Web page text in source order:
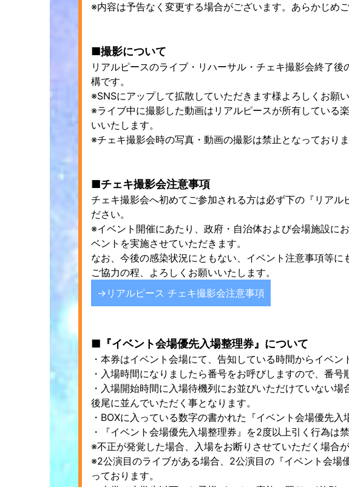
※内容は予告なく変更する場合がございます。あらかじめ
■撮影について
リアルピースのライブ・リハーサル・チェキ撮影会終了
構です。
※SNSにアップして拡散していただきます様よろしくお願
※ライブ中に撮影した動画はリアルピースが所有している
いいたします。
※チェキ撮影会時の写真・動画の撮影は禁止となっており
■チェキ撮影会注意事項
チェキ撮影会へ初めてご参加される方は必ず下の『リア
ださい。
※イベント開催にあたり、政府・自治体および会場施設に
ベントを実施させていただきます。
なお、今後の感染状況にともない、イベント注意事項等
ご協力の程、よろしくお願いいたします。
→リアルピース チェキ撮影会注意事項
■『イベント会場優先入場整理券』について
・本券はイベント会場にて、告知している時間からイベ
・入場時間になりましたら番号をお呼びしますので、番号
・入場開始時間に入場待機列にお並びいただけていない
後尾に並んでいただく事となります。
・BOXに入っている数字の書かれた『イベント会場優先
・『イベント会場優先入場整理券』を2度以上引く行為は
※不正が発覚した場合、入場をお断りさせていただく場合
※2公演目のライブがある場合、2公演目の『イベント会
っております。